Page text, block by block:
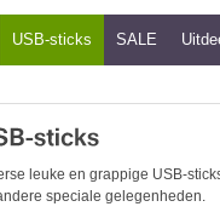
USB-sticks SALE
leuke en grappige USB-
speciale gelegenheden.